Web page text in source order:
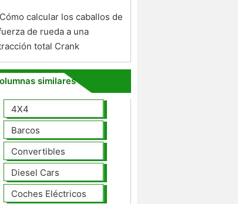
Cómo calcular los caballos de
de rueda a una
total Crank
similares
4X4
Barcos
Convertibles
Diesel Cars
Coches Eléctricos